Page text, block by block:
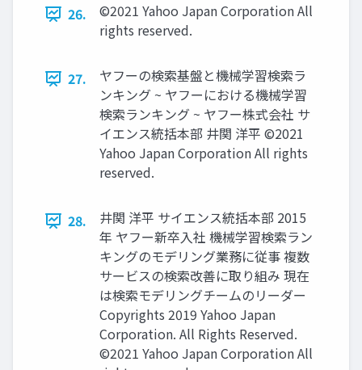
26.
©2021 Yahoo Japan Corporation All
rights reserved.
27.
ヤフーの検索基盤と機械学習検索ラ
ンキング ~ ヤフーにおける機械学習
検索ランキング ~ ヤフー株式会社 サ
イエンス統括本部 井関 洋平 ©2021
Yahoo Japan Corporation All rights
reserved.
28.
井関 洋平 サイエンス統括本部 2015
年 ヤフー新卒入社 機械学習検索ラン
キングのモデリング業務に従事 複数
サービスの検索改善に取り組み 現在
は検索モデリングチームのリーダー
Copyrights 2019 Yahoo Japan
Corporation. All Rights Reserved.
©2021 Yahoo Japan Corporation All